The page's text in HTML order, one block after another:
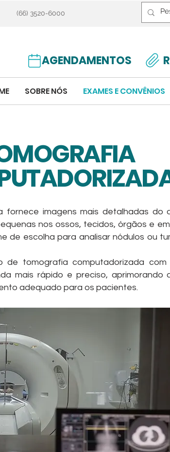
(66) 3520-6000
AGENDAMENTOS
SOBRE NÓS EXAMES E CONVÊNIOS
fornece imagens mais detalhadas do
nos ossos, tecidos, órgãos e
de escolha para analisar nódulos ou
de tomografia computadorizada com
mais rápido e preciso, aprimorando
adequado para os pacientes.